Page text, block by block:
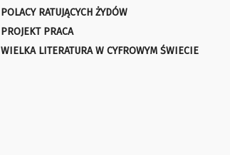
POLACY RATUJĄCYCH ŻYDÓW
PROJEKT PRACA
WIELKA LITERATURA W CYFROWYM ŚWIECIE